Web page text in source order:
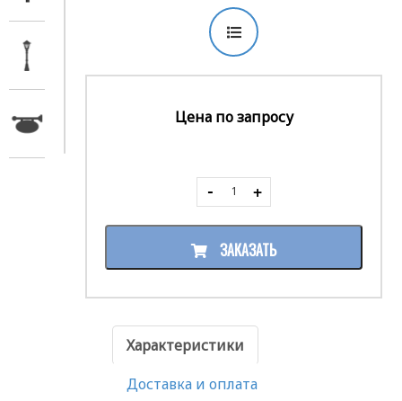
Цена по запросу
ЗАКАЗАТЬ
Характеристики
Доставка и оплата